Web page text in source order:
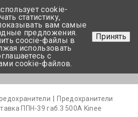
+375 17-350-99-56
+375 44-752-82-08
Задать вопрос
Предохранители
ППН-39 габ.3 500А Kinee
cookie-
статистику,
вам самые
предложения.
coocie-файлы в
использовать
с
cookie-файлов.
Принять